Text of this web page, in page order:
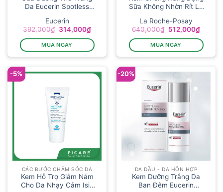
Da Eucerin Spotless
Eucerin
392,000₫ Giá
là:
392,000₫.
314,000₫Giá
tại
là:
314,000₫.
MUA NGAY
Sữa Không Nhờn Rít La
La Roche-Posay
640,000₫ Giá
là:
640,000₫.
512,000₫Giá
tại
là:
MUA NGAY
-5%
CÁC BƯỚC CHĂM SÓC DA
Kem Hỗ Trợ Giảm Nám
Cho Da Nhạy Cảm Isis
-20%
DA DẦU - DA HỖN HỢP
Kem Dưỡng Trắng Da
Ban Đêm Eucerin